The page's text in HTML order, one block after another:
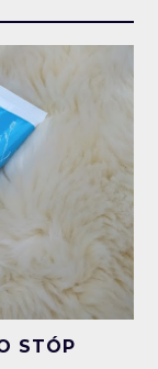
STÓP